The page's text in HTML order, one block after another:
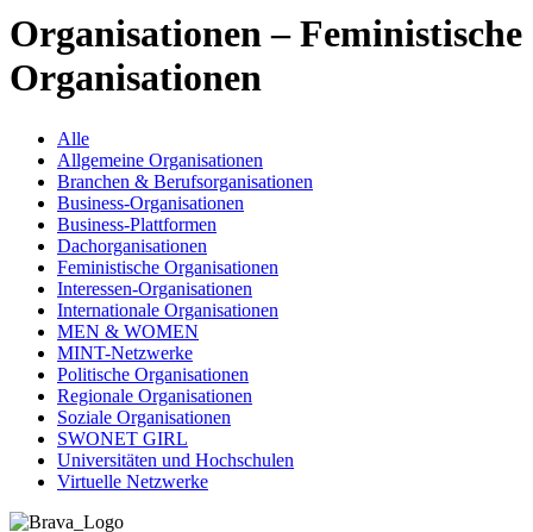
Organisationen – Feministische
Organisationen
Alle
Allgemeine Organisationen
Branchen & Berufsorganisationen
Business-Organisationen
Business-Plattformen
Dachorganisationen
Feministische Organisationen
Interessen-Organisationen
Internationale Organisationen
MEN & WOMEN
MINT-Netzwerke
Politische Organisationen
Regionale Organisationen
Soziale Organisationen
SWONET GIRL
Universitäten und Hochschulen
Virtuelle Netzwerke